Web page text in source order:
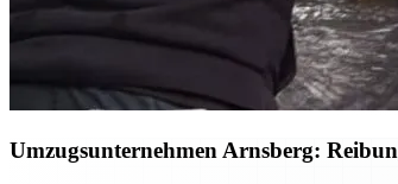
Umzugsunternehmen Arnsberg: